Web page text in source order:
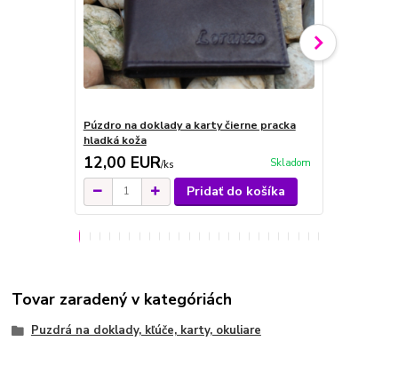
Púzdro na doklady a karty čierne pracka
hladká koža
12,00 EUR/ks Skladom
Pridať do košíka
Tovar zaradený v kategóriách
Puzdrá na doklady, kľúče, karty, okuliare